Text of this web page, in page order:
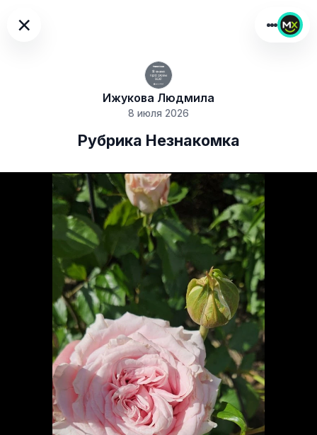
×
Ижукова Людмила
8 июля 2026
Рубрика Незнакомка